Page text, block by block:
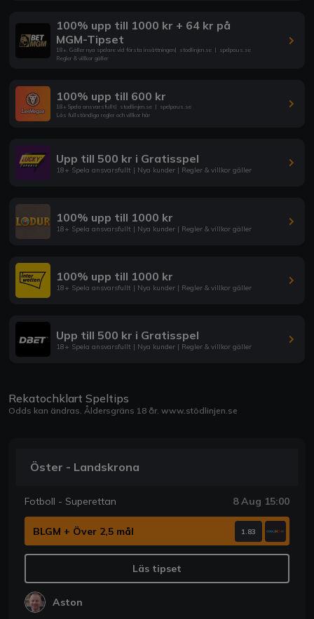
100% upp till 1000 kr + 64 kr på
MGM-Tipset
18+. Gäller nya spelare vid första insättningen| stodlinjen.se | spelpaus.se
Regler & villkor gäller
100% upp till 600 kr
18+ Spela ansvarsfullt| stodlinjen.se | spelpaus.se
Läs fullständiga regler och villkor här
Upp till 500 kr i Gratisspel
18+ Spela ansvarsfullt | Nya kunder | Regler & villkor gäller
100% upp till 1000 kr
18+ Spela ansvarsfullt | Nya kunder | Regler & villkor gäller
100% upp till 1000 kr
18+ Spela ansvarsfullt | Nya kunder | Regler & villkor gäller
Upp till 500 kr i Gratisspel
18+ Spela ansvarsfullt | Nya kunder | Regler & villkor gäller
Rekatochklart Speltips
Odds kan ändras. Åldersgräns 18 år. www.stödlinjen.se
Öster - Landskrona
Fotboll - Superettan 8 Aug 15:00
BLGM + Över 2,5 mål 1.83
Läs tipset
Aston